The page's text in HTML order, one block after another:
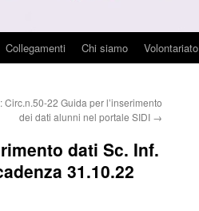
Collegamenti Chi siamo Volontariato
22 Guida per l’inserimento
dei dati alunni nel portale SIDI →
dati Sc. Inf.
31.10.22